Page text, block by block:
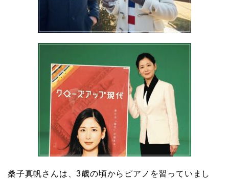
桑子真帆さんは、3歳の頃からピアノを習っていまし